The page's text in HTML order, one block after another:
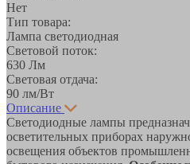
Нет
Тип товара:
Лампа светодиодная
Световой поток:
630 Лм
Световая отдача:
90 лм/Вт
Описание
Светодиодные лампы
осветительных приборах
освещения объектов